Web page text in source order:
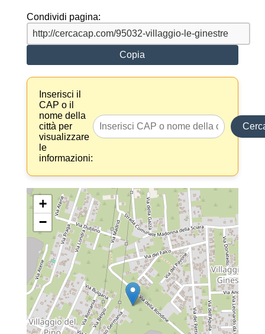
Condividi pagina:
Copia
Inserisci il
CAP o il
nome della
città per
visualizzare
le
informazioni:
+
−